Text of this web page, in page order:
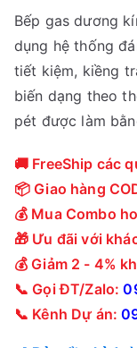
Bếp gas dương
dụng hệ thống
tiết kiệm, kiềng
biến dạng theo
pét được làm
🚚 FreeShip các
📦 Giao hàng
💰 Mua Combo
🎁 Ưu đãi với
💰 Giảm 2 - 4%
📞 Gọi ĐT/Zalo:
📞 Kênh Dự án: